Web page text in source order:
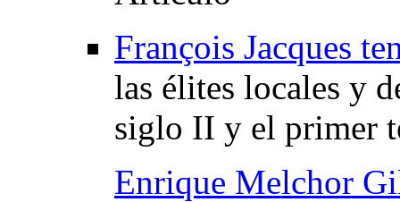
François Jacques
las élites locales y
siglo II y el primer
Enrique Melchor